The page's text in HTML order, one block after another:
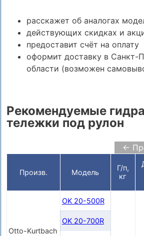
расскажет об аналогах
действующих скидках и
предоставит счёт на оплату
оформит доставку в Санкт-
области (возможен
Рекомендуемые
тележки под рулон
←
Произв. Модель
Г/п,
кг
Otto-Kurtbach
OK 20-500R
OK 20-700R